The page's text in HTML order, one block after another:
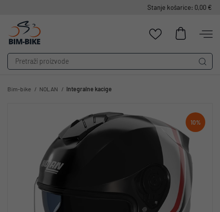
Stanje košarice: 0,00 €
Bim-bike NOLAN Integralne kacige
10%